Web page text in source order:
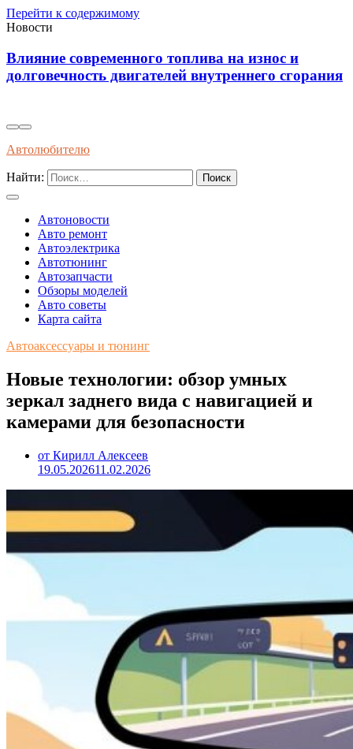
Перейти к содержимому
Новости
износ и
сгорания
Диагностика износостойкости
колодок через вибрационные и
Автолюбителю
Найти:
Автоновости
Авто ремонт
Автоэлектрика
Автотюнинг
Автозапчасти
Обзоры моделей
Авто советы
Карта сайта
Автоаксессуары и тюнинг
Новые технологии: обзор умных
зеркал заднего вида с навигацией и
камерами для безопасности
от Кирилл Алексеев
19.05.202611.02.2026